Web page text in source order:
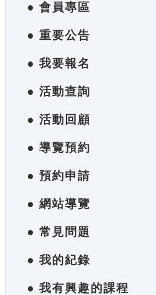
● 會員專區
● 重要公告
● 我要報名
● 活動查詢
● 活動回顧
● 導覽預約
● 預約申請
● 網站導覽
● 常見問題
● 我的紀錄
● 我有興趣的課程